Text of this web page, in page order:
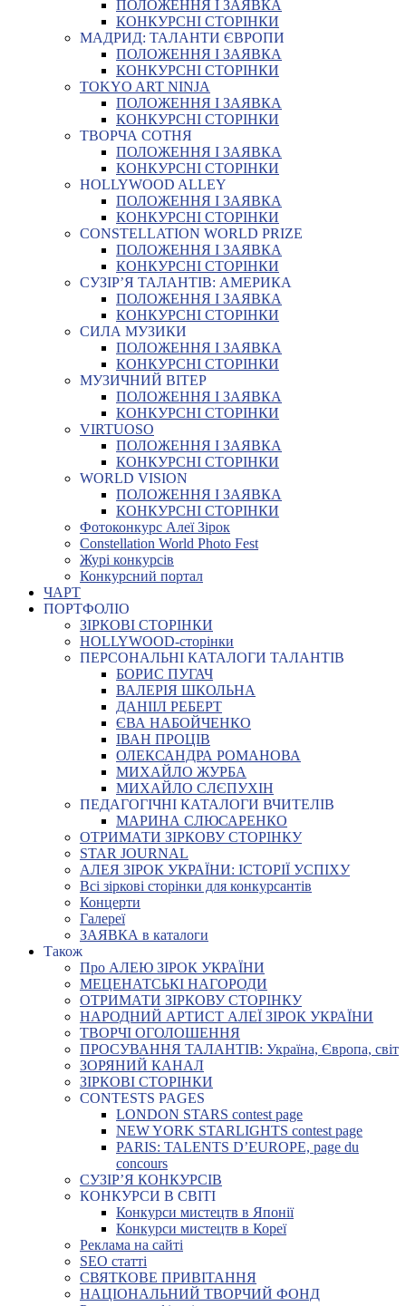
ПОЛОЖЕННЯ І ЗАЯВКА
КОНКУРСНІ СТОРІНКИ
МАДРИД: ТАЛАНТИ ЄВРОПИ
ПОЛОЖЕННЯ І ЗАЯВКА
КОНКУРСНІ СТОРІНКИ
TOKYO ART NINJA
ПОЛОЖЕННЯ І ЗАЯВКА
КОНКУРСНІ СТОРІНКИ
ТВОРЧА СОТНЯ
ПОЛОЖЕННЯ І ЗАЯВКА
КОНКУРСНІ СТОРІНКИ
HOLLYWOOD ALLEY
ПОЛОЖЕННЯ І ЗАЯВКА
КОНКУРСНІ СТОРІНКИ
CONSTELLATION WORLD PRIZE
ПОЛОЖЕННЯ І ЗАЯВКА
КОНКУРСНІ СТОРІНКИ
СУЗІР’Я ТАЛАНТІВ: АМЕРИКА
ПОЛОЖЕННЯ І ЗАЯВКА
КОНКУРСНІ СТОРІНКИ
СИЛА МУЗИКИ
ПОЛОЖЕННЯ І ЗАЯВКА
КОНКУРСНІ СТОРІНКИ
МУЗИЧНИЙ ВІТЕР
ПОЛОЖЕННЯ І ЗАЯВКА
КОНКУРСНІ СТОРІНКИ
VIRTUOSO
ПОЛОЖЕННЯ І ЗАЯВКА
КОНКУРСНІ СТОРІНКИ
WORLD VISION
ПОЛОЖЕННЯ І ЗАЯВКА
КОНКУРСНІ СТОРІНКИ
Фотоконкурс Алеї Зірок
Constellation World Photo Fest
Журі конкурсів
Конкурсний портал
ЧАРТ
ПОРТФОЛІО
ЗІРКОВІ СТОРІНКИ
HOLLYWOOD-сторінки
ПЕРСОНАЛЬНІ КАТАЛОГИ ТАЛАНТІВ
БОРИС ПУГАЧ
ВАЛЕРІЯ ШКОЛЬНА
ДАНІІЛ РЕБЕРТ
ЄВА НАБОЙЧЕНКО
ІВАН ПРОЦІВ
ОЛЕКСАНДРА РОМАНОВА
МИХАЙЛО ЖУРБА
МИХАЙЛО СЛЄПУХІН
ПЕДАГОГІЧНІ КАТАЛОГИ ВЧИТЕЛІВ
МАРИНА СЛЮСАРЕНКО
ОТРИМАТИ ЗІРКОВУ СТОРІНКУ
STAR JOURNAL
АЛЕЯ ЗІРОК УКРАЇНИ: ІСТОРІЇ УСПІХУ
Всі зіркові сторінки для конкурсантів
Концерти
Галереї
ЗАЯВКА в каталоги
Також
Про АЛЕЮ ЗІРОК УКРАЇНИ
МЕЦЕНАТСЬКІ НАГОРОДИ
ОТРИМАТИ ЗІРКОВУ СТОРІНКУ
НАРОДНИЙ АРТИСТ АЛЕЇ ЗІРОК УКРАЇНИ
ТВОРЧІ ОГОЛОШЕННЯ
ПРОСУВАННЯ ТАЛАНТІВ: Україна, Європа, світ
ЗОРЯНИЙ КАНАЛ
ЗІРКОВІ СТОРІНКИ
CONTESTS PAGES
LONDON STARS contest page
NEW YORK STARLIGHTS contest page
PARIS: TALENTS D’EUROPE, page du
concours
СУЗІР’Я КОНКУРСІВ
КОНКУРСИ В СВІТІ
Конкурси мистецтв в Японії
Конкурси мистецтв в Кореї
Реклама на сайті
SEO статті
СВЯТКОВЕ ПРИВІТАННЯ
НАЦІОНАЛЬНИЙ ТВОРЧИЙ ФОНД